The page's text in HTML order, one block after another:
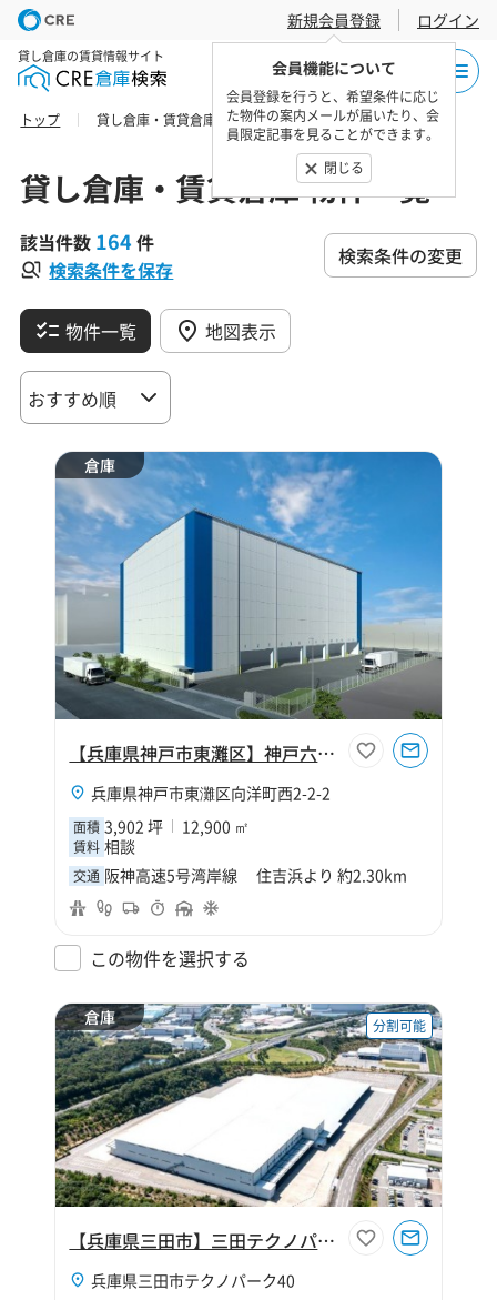
新規会員登録
会員機能について
会員登録を行うと、希望条件に応じ
た物件の案内メールが届いたり、会
員限定記事を見ることができます。
閉じる
ログイン
貸し倉庫の賃貸情報サイト
トップ 貸し倉庫・賃貸倉庫 物件一覧
貸し倉庫・賃貸倉庫 物件一覧
該当件数 164件
検索条件を保存
検索条件の変更
物件一覧 地図表示
倉庫
【兵庫県神戸市東灘区】神戸六甲MT Logi Cold
兵庫県神戸市東灘区向洋町西2-2-2
面積 3,902 坪 12,900 ㎡
賃料 相談
交通 阪神高速5号湾岸線 住吉浜より 約2.30km
この物件を選択する
倉庫 分割可能
【兵庫県三田市】三田テクノパーク物流センター
兵庫県三田市テクノパーク40